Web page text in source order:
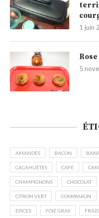
1 juin
5
AMANDES BACON
CACAHUÈTES CAFÉ
CHAMPIGNONS CHOCOLAT
CITRON VERT COMPANION
EPICES FOIE GRAS